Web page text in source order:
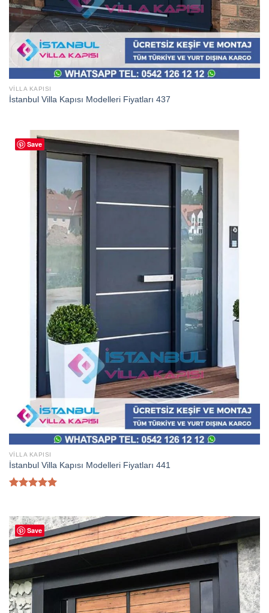
VILLA KAPISI
İstanbul Villa Kapısı Modelleri Fiyatları 437
Save
VILLA KAPISI
İstanbul Villa Kapısı Modelleri Fiyatları 441
aldı
Save